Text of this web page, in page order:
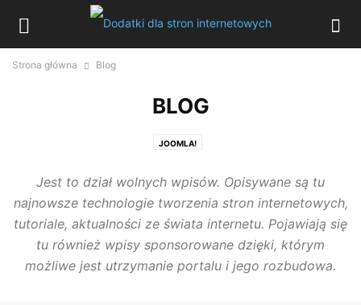
Strona główna Blog
BLOG
JOOMLA!
Jest to dział wolnych wpisów. Opisywane są tu
najnowsze technologie tworzenia stron internetowych,
tutoriale, aktualności ze świata internetu. Pojawiają się
tu również wpisy sponsorowane dzięki, którym
możliwe jest utrzymanie portalu i jego rozbudowa.